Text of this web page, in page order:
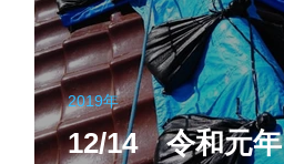
12/14 令和元年
2019年